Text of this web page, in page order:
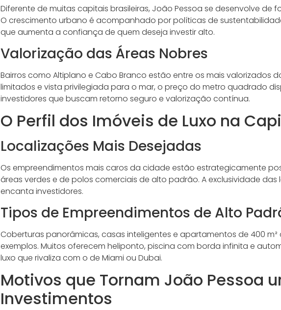
Diferente de muitas capitais brasileiras, João Pessoa se desenvolve de
O crescimento urbano é acompanhado por políticas de
que aumenta a confiança de quem deseja investir alto.
Valorização das Áreas Nobres
Bairros como Altiplano e Cabo Branco estão entre os mais valorizados
limitados e vista privilegiada para o mar, o preço do metro quadrado
investidores que buscam retorno seguro e valorização contínua.
O Perfil dos Imóveis de Luxo na
Localizações Mais Desejadas
Os empreendimentos mais caros da cidade estão estrategicamente
áreas verdes e de polos comerciais de alto padrão. A exclusividade
encanta investidores.
Tipos de Empreendimentos de Alto
Coberturas panorâmicas, casas inteligentes e apartamentos de 400
exemplos. Muitos oferecem heliponto, piscina com borda infinita e
luxo que rivaliza com o de Miami ou Dubai.
Motivos que Tornam João Pessoa
Investimentos